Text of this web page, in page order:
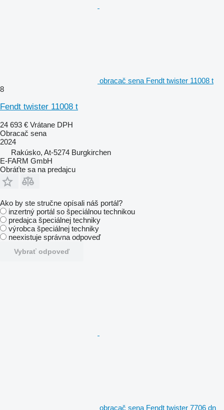
obracač sena Fendt twister 11008 t
8
Fendt twister 11008 t
24 693 € Vrátane DPH
Obracač sena
2024
Rakúsko, At-5274 Burgkirchen
E-FARM GmbH
Obráťte sa na predajcu
Ako by ste stručne opísali náš portál?
inzertný portál so špeciálnou technikou
predajca špeciálnej techniky
výrobca špeciálnej techniky
neexistuje správna odpoveď
Vybrať odpoveď
obracač sena Fendt twister 7706 dn